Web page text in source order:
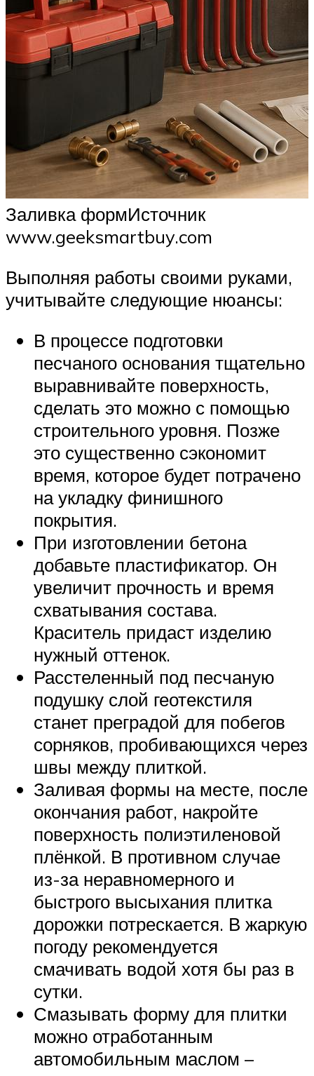
Заливка формИсточник
www.geeksmartbuy.com
Выполняя работы своими руками,
учитывайте следующие нюансы:
В процессе подготовки
песчаного основания тщательно
выравнивайте поверхность,
сделать это можно с помощью
строительного уровня. Позже
это существенно сэкономит
время, которое будет потрачено
на укладку финишного
покрытия.
При изготовлении бетона
добавьте пластификатор. Он
увеличит прочность и время
схватывания состава.
Краситель придаст изделию
нужный оттенок.
Расстеленный под песчаную
подушку слой геотекстиля
станет преградой для побегов
сорняков, пробивающихся через
швы между плиткой.
Заливая формы на месте, после
окончания работ, накройте
поверхность полиэтиленовой
плёнкой. В противном случае
из-за неравномерного и
быстрого высыхания плитка
дорожки потрескается. В жаркую
погоду рекомендуется
смачивать водой хотя бы раз в
сутки.
Смазывать форму для плитки
можно отработанным
автомобильным маслом –